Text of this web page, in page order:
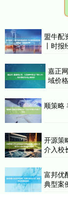
盟牛配
丨时报
嘉正
域价
顺策略
开源策
介入校
富邦优
典型案